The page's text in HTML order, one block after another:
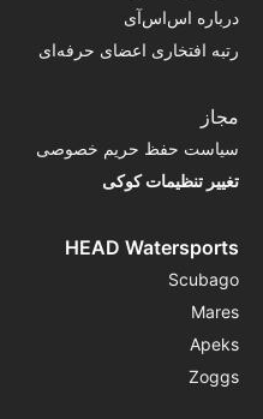
درباره اس‌اس‌آی
رتبه افتخاری اعضای حرفه‌ای
مجاز
سیاست حفظ حریم خصوصی
تغییر تنظیمات کوکی
HEAD Watersports
Scubago
Mares
Apeks
Zoggs